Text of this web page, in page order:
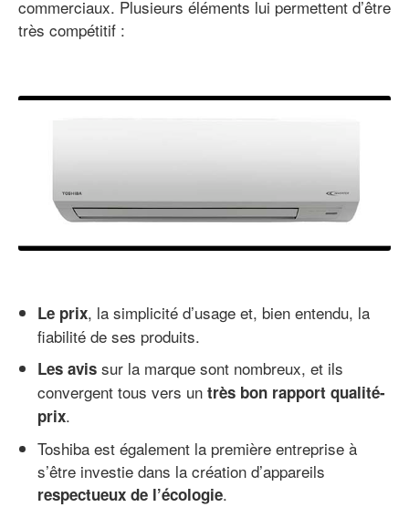
commerciaux. Plusieurs éléments lui permettent d’être
très compétitif :
Le prix, la simplicité d’usage et, bien entendu, la
fiabilité de ses produits.
Les avis sur la marque sont nombreux, et ils
convergent tous vers un très bon rapport qualité-
prix.
Toshiba est également la première entreprise à
s’être investie dans la création d’appareils
respectueux de l’écologie.